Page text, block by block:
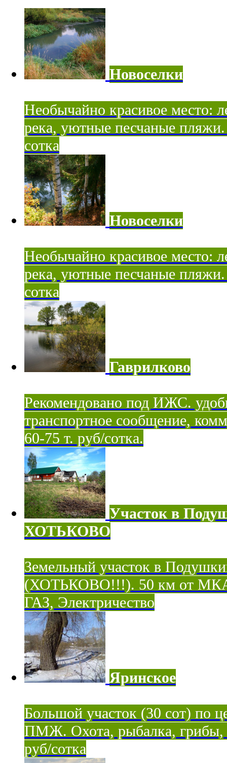
Новоселки
Необычайно красивое место:
река, уютные песчаные
сотка
Новоселки
Необычайно красивое место:
река, уютные песчаные
сотка
Гаврилково
Рекомендовано под ИЖС.
транспортное сообщение,
60-75 т. руб/сотка.
Участок в
ХОТЬКОВО
Земельный участок в
(ХОТЬКОВО!!!). 50 км от
ГАЗ, Электричество
Яринское
Большой участок (30 сот) по
ПМЖ. Охота, рыбалка, грибы,
руб/сотка